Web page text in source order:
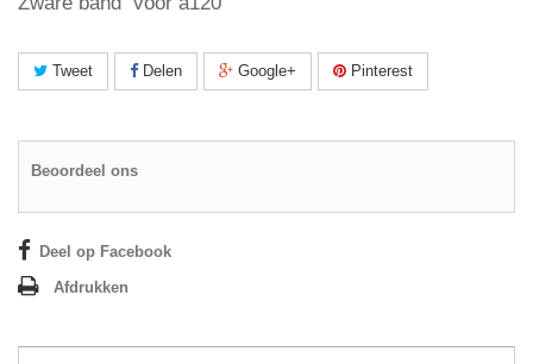
Tweet Delen Google+ Pinterest
Beoordeel ons
Deel op Facebook
Afdrukken